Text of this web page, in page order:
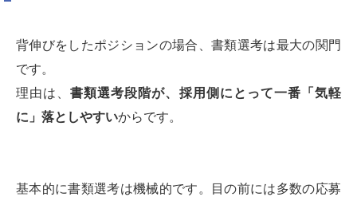
背伸びをしたポジションの場合、書類選考は最大の関門
です。
理由は、書類選考段階が、採用側にとって一番「気軽
に」落としやすいからです。
基本的に書類選考は機械的です。目の前には多数の応募